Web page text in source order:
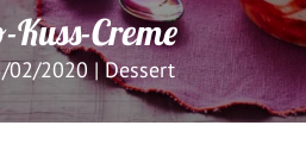
Kuss-Creme
02/2020|Dessert